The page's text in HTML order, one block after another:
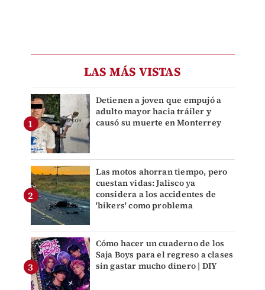
LAS MÁS VISTAS
Detienen a joven que empujó a
adulto mayor hacia tráiler y
causó su muerte en Monterrey
Las motos ahorran tiempo, pero
cuestan vidas: Jalisco ya
considera a los accidentes de
'bikers' como problema
Cómo hacer un cuaderno de los
Saja Boys para el regreso a clases
sin gastar mucho dinero | DIY